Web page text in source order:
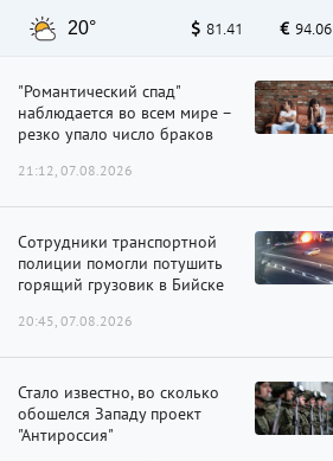
20° 81.41 94.06
"Романтический спад"
наблюдается во всем мире –
резко упало число браков
21:12, 07.08.2026
Сотрудники транспортной
полиции помогли потушить
горящий грузовик в Бийске
20:45, 07.08.2026
Стало известно, во сколько
обошелся Западу проект
"Антироссия"